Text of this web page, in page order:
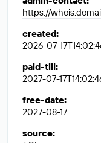
https://
created:
2026-07-
paid-till:
2027-07-
free-date:
2027-08-17
source: